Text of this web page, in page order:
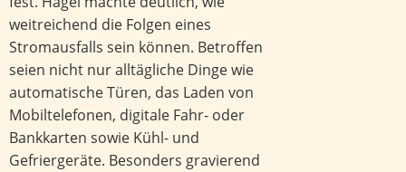
weitreichend die Folgen eines
Stromausfalls sein können. Betroffen
seien nicht nur alltägliche Dinge wie
automatische Türen, das Laden von
Mobiltelefonen, digitale Fahr- oder
Bankkarten sowie Kühl- und
Gefriergeräte. Besonders gravierend